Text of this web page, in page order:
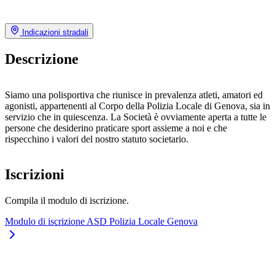
Indicazioni stradali
Descrizione
Siamo una polisportiva che riunisce in prevalenza atleti, amatori ed
agonisti, appartenenti al Corpo della Polizia Locale di Genova, sia in
servizio che in quiescenza. La Società è ovviamente aperta a tutte le
persone che desiderino praticare sport assieme a noi e che
rispecchino i valori del nostro statuto societario.
Iscrizioni
Compila il modulo di iscrizione.
Modulo di iscrizione ASD Polizia Locale Genova